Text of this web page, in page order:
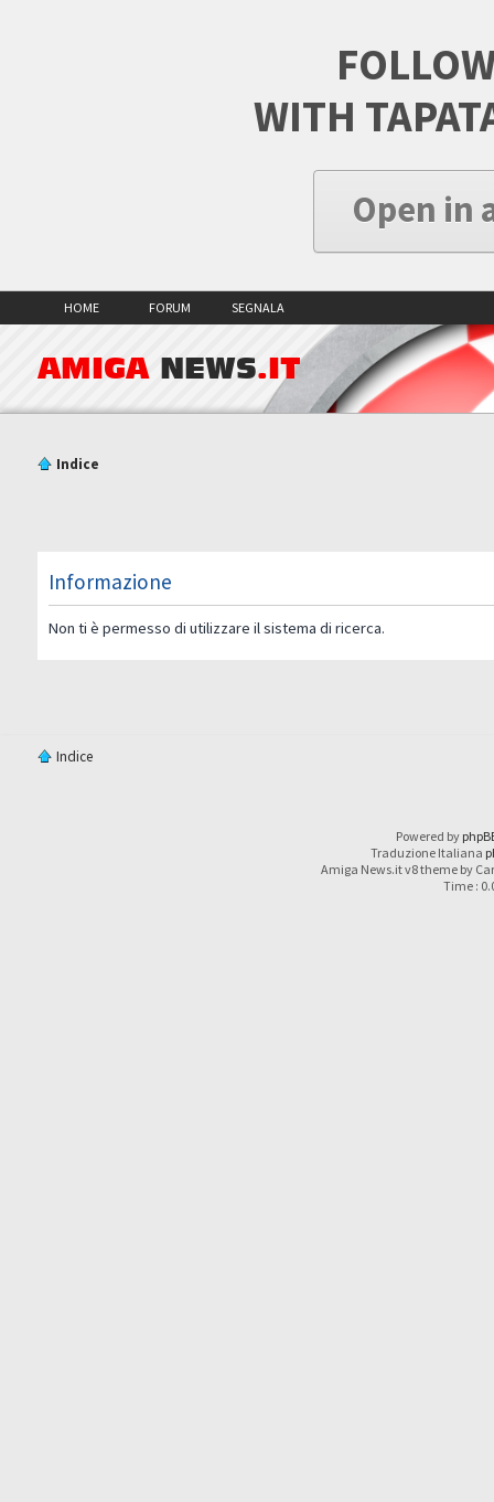
WITH
Open in
HOME FORUM SEGNALA
AMIGA NEWS.IT
Indice
Informazione
Non ti è permesso di utilizzare il sistema di ricerca.
Indice
Powered by
Traduzione Italiana
Amiga News.it v8 theme by
Time :